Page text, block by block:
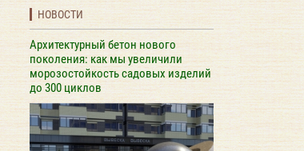
НОВОСТИ
Архитектурный бетон нового
поколения: как мы увеличили
морозостойкость садовых изделий
до 300 циклов